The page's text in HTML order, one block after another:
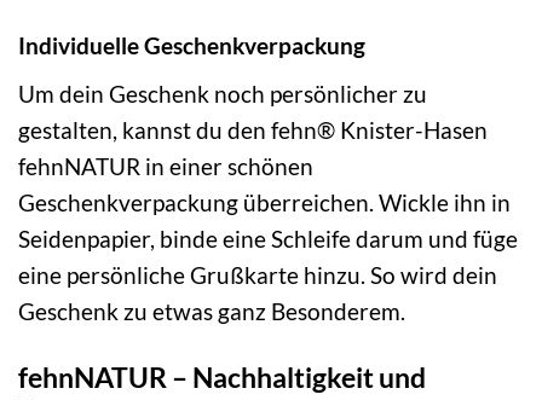
Individuelle Geschenkverpackung
Um dein Geschenk noch persönlicher zu
gestalten, kannst du den fehn® Knister-Hasen
fehnNATUR in einer schönen
Geschenkverpackung überreichen. Wickle ihn in
Seidenpapier, binde eine Schleife darum und füge
eine persönliche Grußkarte hinzu. So wird dein
Geschenk zu etwas ganz Besonderem.
fehnNATUR – Nachhaltigkeit und